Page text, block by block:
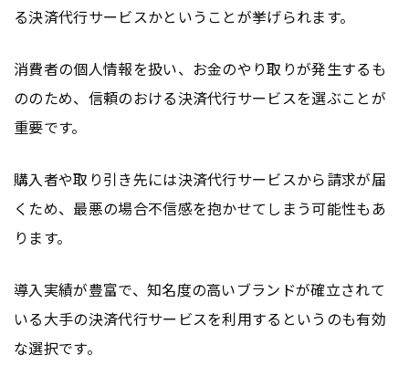
る決済代行サービスかということが挙げられます。
消費者の個人情報を扱い、お金のやり取りが発生するも
ののため、信頼のおける決済代行サービスを選ぶことが
重要です。
購入者や取り引き先には決済代行サービスから請求が届
くため、最悪の場合不信感を抱かせてしまう可能性もあ
ります。
導入実績が豊富で、知名度の高いブランドが確立されて
いる大手の決済代行サービスを利用するというのも有効
な選択です。